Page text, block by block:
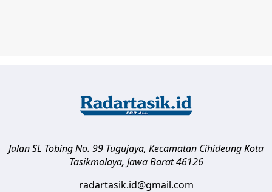
Jalan SL Tobing No. 99 Tugujaya, Kecamatan CihideungKota
Tasikmalaya, Jawa Barat 46126
radartasik.id@gmail.com